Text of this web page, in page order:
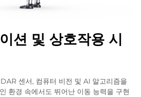
션 및 상호작용 시
센서, 컴퓨터 비전 및 AI 알고리즘을
환경 속에서도 뛰어난 이동 능력을 구현